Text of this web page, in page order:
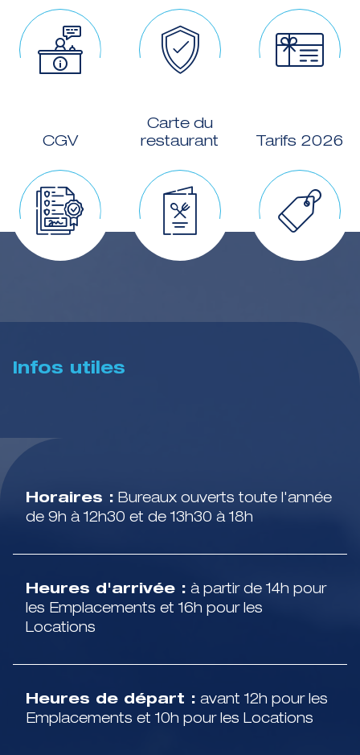
CGV
Carte du
restaurant
Tarifs 2026
Infos utiles
Horaires : Bureaux ouverts toute l'année
de 9h à 12h30 et de 13h30 à 18h
Heures d'arrivée : à partir de 14h pour
les Emplacements et 16h pour les
Locations
Heures de départ : avant 12h pour les
Emplacements et 10h pour les Locations